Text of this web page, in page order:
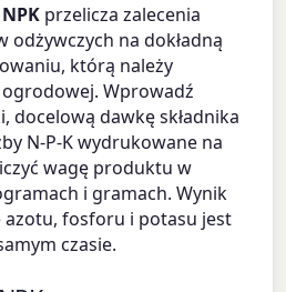
przelicza zalecenia
odżywczych na dokładną
którą należy
Wprowadź
docelową dawkę składnika
N-P-K wydrukowane na
wagę produktu w
i gramach. Wynik
azotu, fosforu i potasu jest
czasie.